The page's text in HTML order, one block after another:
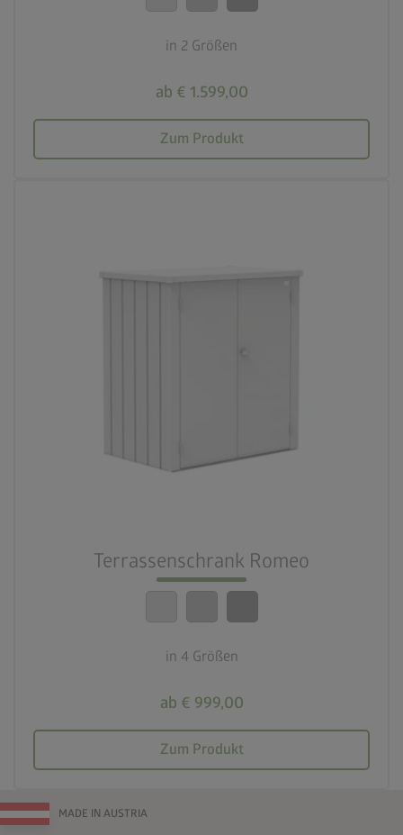
in 2 Größen
ab € 1.599,00
Zum Produkt
Terrassenschrank Romeo
in 4 Größen
ab € 999,00
Zum Produkt
4 Größen
calendar_month
20 Jahre Garantie
MADE IN AUSTRIA